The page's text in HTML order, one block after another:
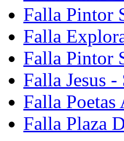
Falla Pintor
Falla
Falla Pintor
Falla Jesus
Falla
Falla Plaza